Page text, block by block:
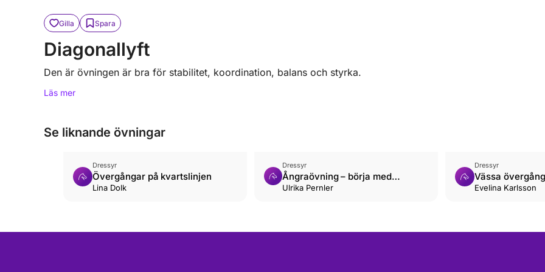
Gilla Spara
Diagonallyft
Den är övningen är bra för stabilitet, koordination, balans och styrka.
Läs mer
Se liknande övningar
Dressyr
Övergångar på kvartslinjen
Lina Dolk
Dressyr
Ångraövning – börja med
halvhalter
Ulrika Pernler
Dressyr
Vässa
Evelina Karlsson